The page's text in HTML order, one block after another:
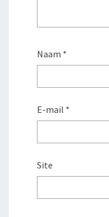
Naam *
E-mail *
Site